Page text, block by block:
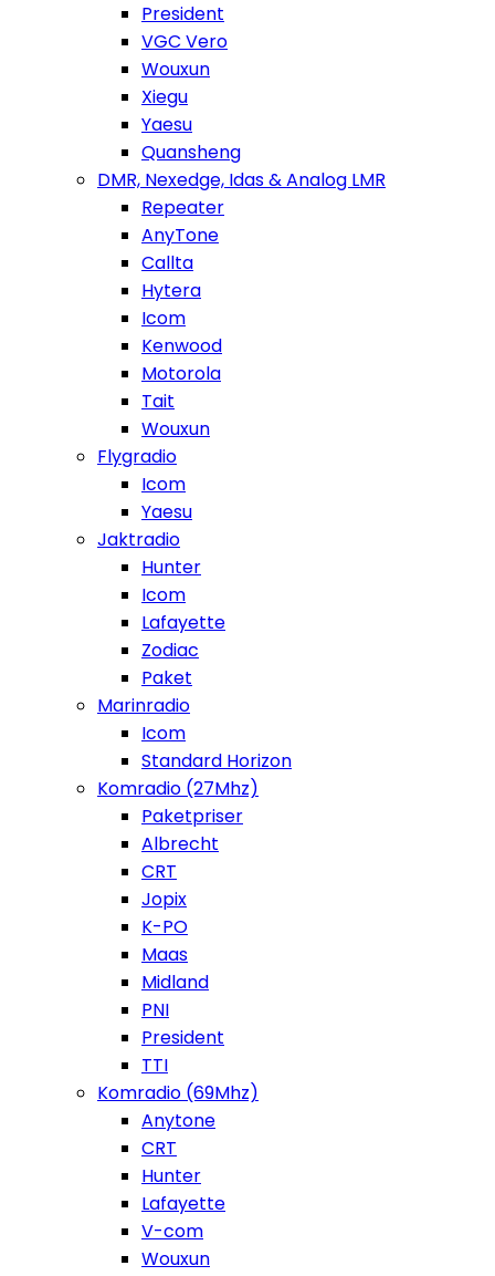
President
VGC Vero
Wouxun
Xiegu
Yaesu
Quansheng
DMR, Nexedge, Idas & Analog LMR
Repeater
AnyTone
Callta
Hytera
Icom
Kenwood
Motorola
Tait
Wouxun
Flygradio
Icom
Yaesu
Jaktradio
Hunter
Icom
Lafayette
Zodiac
Paket
Marinradio
Icom
Standard Horizon
Komradio (27Mhz)
Paketpriser
Albrecht
CRT
Jopix
K-PO
Maas
Midland
PNI
President
TTI
Komradio (69Mhz)
Anytone
CRT
Hunter
Lafayette
V-com
Wouxun